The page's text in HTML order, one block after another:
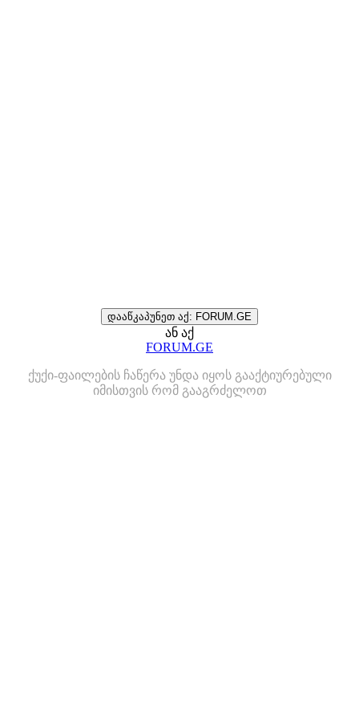
დააწკაპუნეთ აქ: FORUM.GE
ან აქ
FORUM.GE
ქუქი-ფაილების ჩაწერა უნდა იყოს გააქტიურებული
იმისთვის რომ გააგრძელოთ